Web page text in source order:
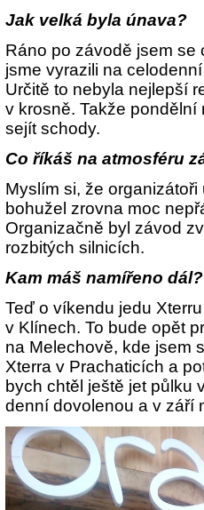
Jak velká byla únava?
Ráno po závodě jsem se
jsme vyrazili na
Určitě to nebyla nejlepší
v krosně. Takže
sejít schody.
Co říkáš na atmosféru
Myslím si, že
bohužel zrovna moc
Organizačně byl závod
rozbitých silnicích.
Kam máš namířeno dál?
Teď o víkendu jedu
v Klínech. To bude opět
na Melechově, kde jsem
Xterra v Prachaticích a
bych chtěl ještě jet půlku
denní dovolenou a v září